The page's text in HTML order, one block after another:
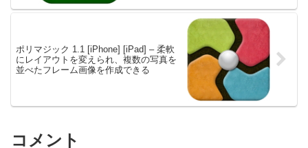
ポリマジック 1.1 [iPhone] [iPad] – 柔軟
にレイアウトを変えられ、複数の写真を
並べたフレーム画像を作成できる
コメント